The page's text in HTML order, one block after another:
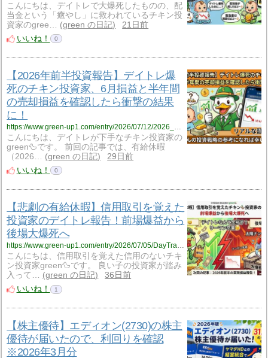
こんにちは、デイトレで大爆死したものの、配
当金という「癒やし」に救われているチキン投
資家のgree…
green の日記
21日前
いいね！
0
【2026年前半投資報告】デイトレ爆
死のチキン投資家、6月損益と半年間
の売却損益を確認したら衝撃の結果
に！
こんにちは、デイトレが下手なチキン投資家の
green🦆です。 前回の記事では、有給休暇
（2026…
green の日記
29日前
いいね！
0
【悲劇の有給休暇】信用取引を覚えた
投資家のデイトレ報告！前場爆益から
後場大爆死へ
https://www.green-up1.com/entry/2026/07/05/DayTra_202606
こんにちは、信用取引を覚えた信用のないチキ
ン投資家green🦆です。 良い子の投資家が踏み
入って…
green の日記
36日前
いいね！
1
【株主優待】エディオン(2730)の株主
優待が届いたので、利回りを確認
※2026年3月分